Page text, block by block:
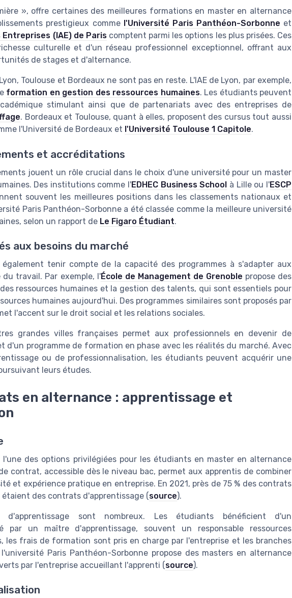
», offre certaines des meilleures formations en master en alternance
prestigieux comme l'Université Paris Panthéon-Sorbonne et
(IAE) de Pariscomptent parmi les options les plus prisées. Ces
culturelle et d'un réseau professionnel exceptionnel, offrant aux
de stages et d'alternance.
Toulouse et Bordeaux ne sont pas en reste. L'IAE de Lyon, par exemple,
formation en gestion des ressources humaines. Les étudiants peuvent
stimulant ainsi que de partenariats avec des entreprises de
. Bordeaux et Toulouse, quant à elles, proposent des cursus tout aussi
l'Université de Bordeaux et l'Université Toulouse 1 Capitole.
et accréditations
jouent un rôle crucial dans le choix d'une université pour un master
Des institutions comme l'EDHEC Business School à Lille ou l'ESCP
souvent les meilleures positions dans les classements nationaux et
Paris Panthéon-Sorbonne a été classée comme la meilleure université
selon un rapport de Le Figaro Étudiant.
aux besoins du marché
tenir compte de la capacité des programmes à s'adapter aux
travail. Par exemple, l'École de Management de Grenoble propose des
ressources humaines et la gestion des talents, qui sont essentiels pour
humaines aujourd'hui. Des programmes similaires sont proposés par
l'accent sur le droit social et les relations sociales.
grandes villes françaises permet aux professionnels en devenir de
d'un programme de formation en phase avec les réalités du marché. Avec
ou de professionnalisation, les étudiants peuvent acquérir une
leurs études.
en alternance : apprentissage et
des options privilégiées pour les étudiants en master en alternance
contrat, accessible dès le niveau bac, permet aux apprentis de combiner
et expérience pratique en entreprise. En 2021, près de 75 % des contrats
des contrats d'apprentissage (source).
sont nombreux. Les étudiants bénéficient d'un
par un maître d'apprentissage, souvent un responsable ressources
les frais de formation sont pris en charge par l'entreprise et les branches
Paris Panthéon-Sorbonne propose des masters en alternance
par l'entreprise accueillant l'apprenti (source).